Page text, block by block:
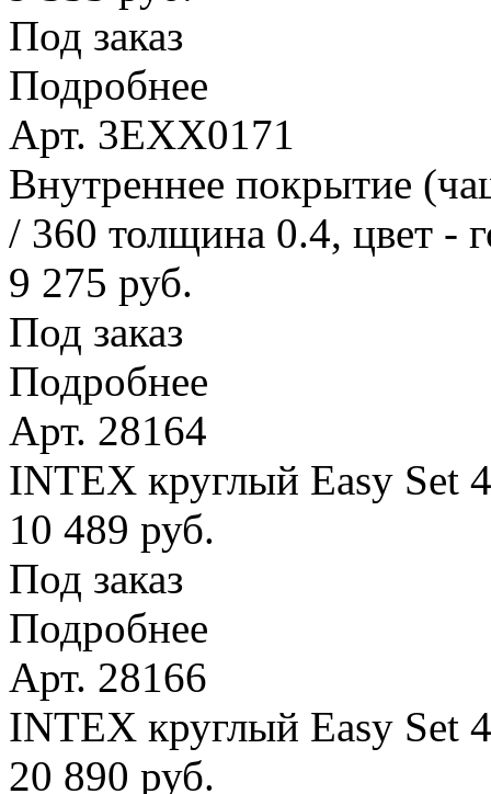
Под заказ
Подробнее
Арт. 3EXX0171
Внутреннее покрытие
/ 360 толщина 0.4, цвет -
9 275 руб.
Под заказ
Подробнее
Арт. 28164
INTEX круглый Easy Set
10 489 руб.
Под заказ
Подробнее
Арт. 28166
INTEX круглый Easy Set
20 890 руб.